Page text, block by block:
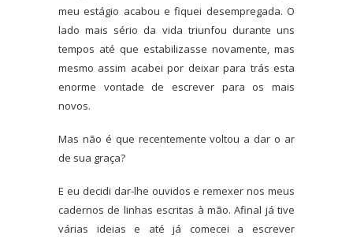
meu estágio acabou e fiquei desempregada. O
lado mais sério da vida triunfou durante uns
tempos até que estabilizasse novamente, mas
mesmo assim acabei por deixar para trás esta
enorme vontade de escrever para os mais
novos.
Mas não é que recentemente voltou a dar o ar
de sua graça?
E eu decidi dar-lhe ouvidos e remexer nos meus
cadernos de linhas escritas à mão. Afinal já tive
várias ideias e até já comecei a escrever